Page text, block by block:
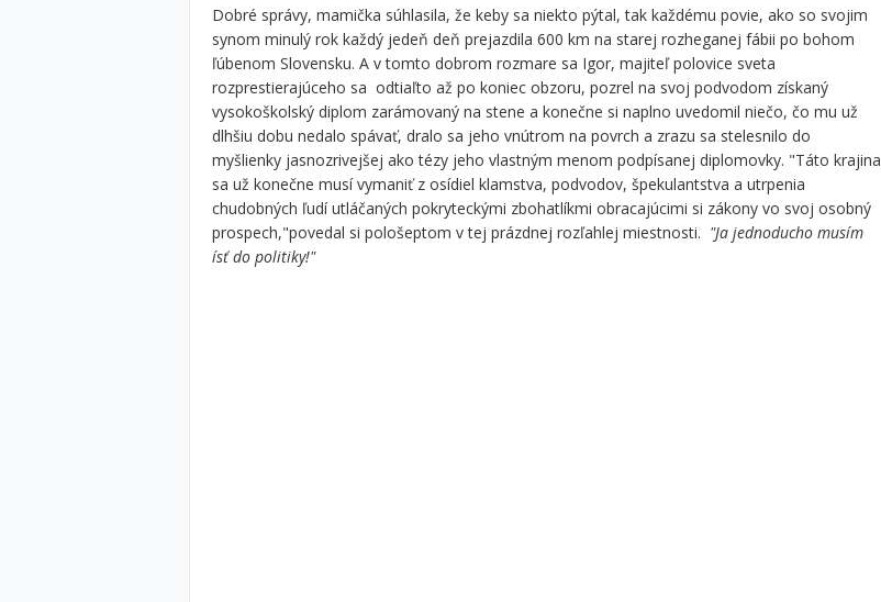
Dobré správy, mamička súhlasila, že keby sa niekto pýtal, tak každému povie, ako so svojim
synom minulý rok každý jedeň deň prejazdila 600 km na starej rozheganej fábii po bohom
ľúbenom Slovensku. A v tomto dobrom rozmare sa Igor, majiteľ polovice sveta
rozprestierajúceho sa odtiaľto až po koniec obzoru, pozrel na svoj podvodom získaný
vysokoškolský diplom zarámovaný na stene a konečne si naplno uvedomil niečo, čo mu už
dlhšiu dobu nedalo spávať, dralo sa jeho vnútrom na povrch a zrazu sa stelesnilo do
myšlienky jasnozrivejšej ako tézy jeho vlastným menom podpísanej diplomovky. "Táto krajina
sa už konečne musí vymaniť z osídiel klamstva, podvodov, špekulantstva a utrpenia
chudobných ľudí utláčaných pokryteckými zbohatlíkmi obracajúcimi si zákony vo svoj osobný
prospech,"povedal si pološeptom v tej prázdnej rozľahlej miestnosti. "Ja jednoducho musím
ísť do politiky!"